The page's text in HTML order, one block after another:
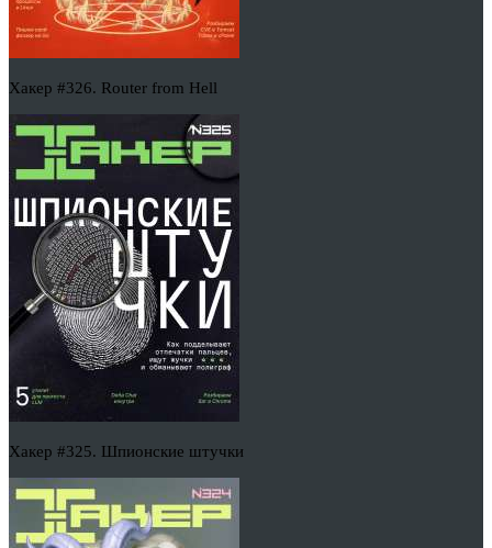
Хакер #326. Router from Hell
Хакер #325. Шпионские штучки